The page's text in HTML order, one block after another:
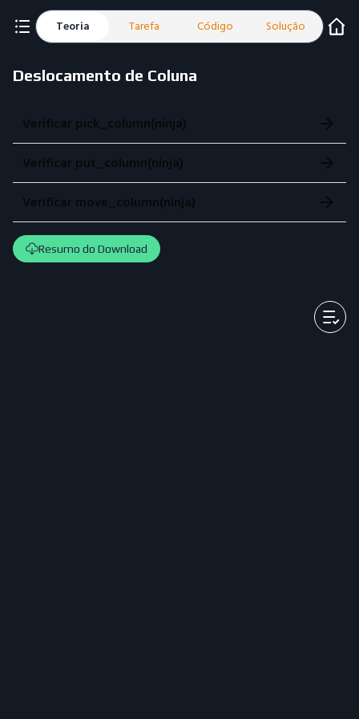
Teoria Tarefa Código Solução
Deslocamento de Coluna
Verificar pick_column(ninja)
Verificar put_column(ninja)
Verificar move_column(ninja)
Resumo do Download